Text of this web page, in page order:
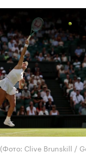
(Фото: Clive Brunskill /